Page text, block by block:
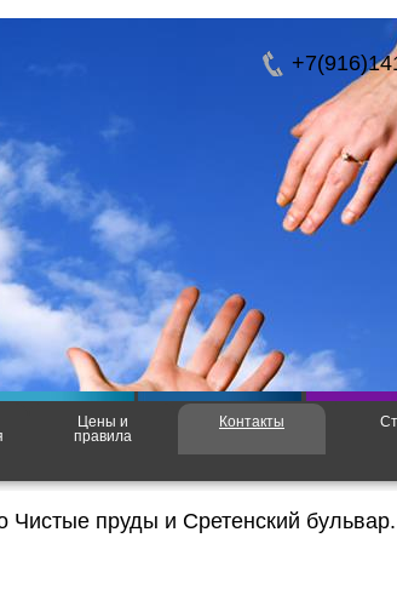
Цены и
правила
Контакты
Чистые пруды и Сретенский бульвар.